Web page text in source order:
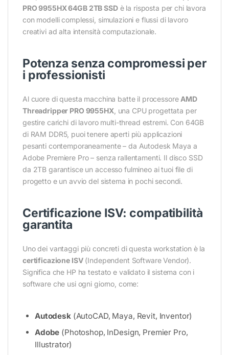
PRO 9955HX 64GB 2TB SSDè la risposta per chi lavora
con modelli complessi, simulazioni e flussi di lavoro
creativi ad alta intensità computazionale.
Potenza senza compromessi per
i professionisti
Al cuore di questa macchina batte il processore AMD
Threadripper PRO 9955HX, una CPU progettata per
gestire carichi di lavoro multi-thread estremi. Con 64GB
di RAM DDR5, puoi tenere aperti più applicazioni
pesanti contemporaneamente – da Autodesk Maya a
Adobe Premiere Pro – senza rallentamenti. Il disco SSD
da 2TB garantisce un accesso fulmineo ai tuoi file di
progetto e un avvio del sistema in pochi secondi.
Certificazione ISV: compatibilità
garantita
Uno dei vantaggi più concreti di questa workstation è la
certificazione ISV(Independent Software Vendor).
Significa che HP ha testato e validato il sistema con i
software che usi ogni giorno, come:
Autodesk(AutoCAD, Maya, Revit, Inventor)
Adobe (Photoshop, InDesign, Premier Pro,
Illustrator)